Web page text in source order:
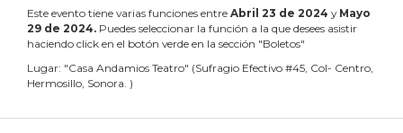
Este evento tiene varias funciones entre Abril 23 de 2024 y Mayo
29 de 2024. Puedes seleccionar la función a la que desees asistir
haciendo click en el botón verde en la sección "Boletos"
Lugar: "Casa Andamios Teatro" (Sufragio Efectivo #45, Col- Centro,
Hermosillo, Sonora. )